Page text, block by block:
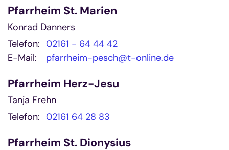
Pfarrheim St. Marien
Konrad Danners
Telefon: 02161 - 64 44 42
E-Mail:
pfarrheim-pesch@t-online.de
Pfarrheim Herz-Jesu
Tanja Frehn
Telefon: 02161 64 28 83
Pfarrheim St. Dionysius